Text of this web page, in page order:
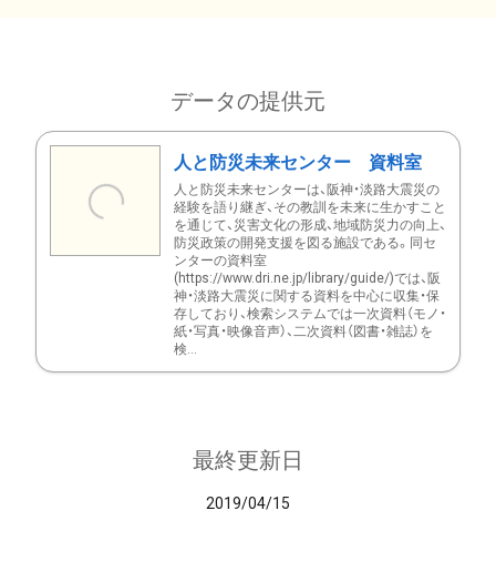
データの提供元
人と防災未来センター 資料室
人と防災未来センターは、阪神・淡路大震災の
経験を語り継ぎ、その教訓を未来に生かすこと
を通じて、災害文化の形成、地域防災力の向上、
防災政策の開発支援を図る施設である。同セ
ンターの資料室
(https://www.dri.ne.jp/library/guide/)では、阪
神・淡路大震災に関する資料を中心に収集・保
存しており、検索システムでは一次資料（モノ・
紙・写真・映像音声）、二次資料（図書・雑誌）を
検...
最終更新日
2019/04/15